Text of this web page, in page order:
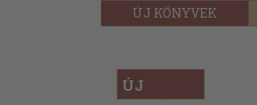
ÚJ KÖNYVEK
ÚJ